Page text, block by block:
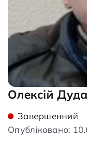
Олексій
Завершенний
Опубліковано: